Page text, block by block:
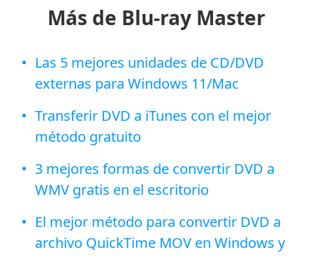
Más de Blu-ray Master
Las 5 mejores unidades de CD/DVD
externas para Windows 11/Mac
Transferir DVD a iTunes con el mejor
método gratuito
3 mejores formas de convertir DVD a
WMV gratis en el escritorio
El mejor método para convertir DVD a
archivo QuickTime MOV en Windows y